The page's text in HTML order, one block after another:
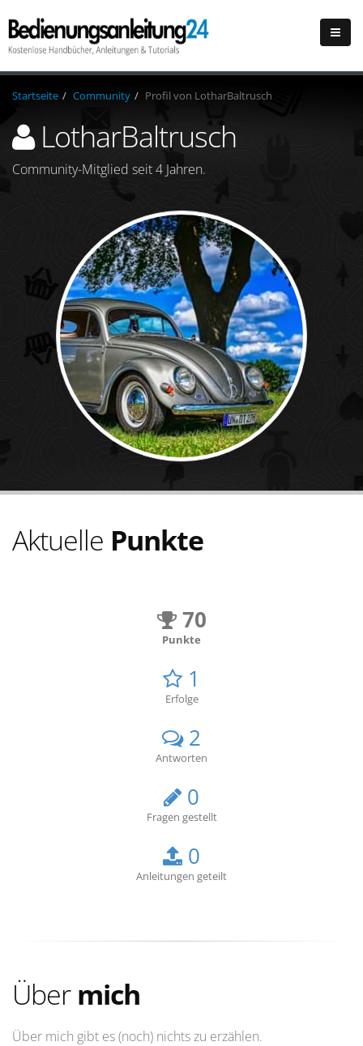
Startseite Community Profil von LotharBaltrusch
LotharBaltrusch
Community-Mitglied seit 4 Jahren.
Aktuelle Punkte
70
Punkte
1
Erfolge
2
Antworten
0
Fragen gestellt
0
Anleitungen geteilt
Übermich
Über mich gibt es (noch) nichts zu erzählen.